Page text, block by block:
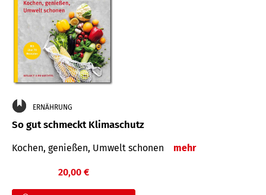
ERNÄHRUNG
So gut schmeckt Klimaschutz
Kochen, genießen, Umwelt schonen mehr
20,00 €